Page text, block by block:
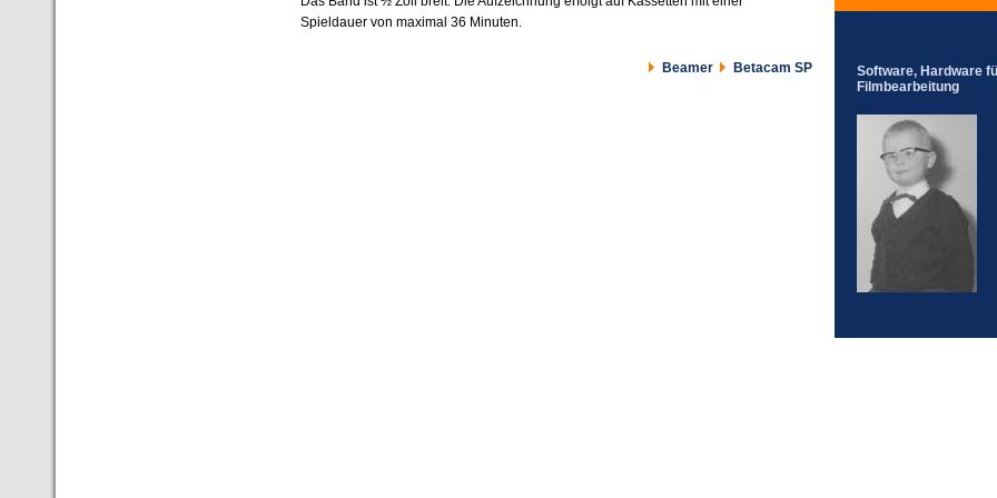
Spieldauer von maximal 36 Minuten.
Beamer Betacam SP
Software, Hardware
Filmbearbeitung